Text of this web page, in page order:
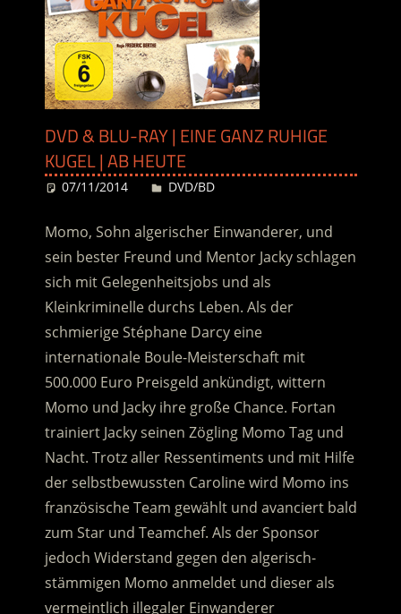
DVD & BLU-RAY | EINE GANZ RUHIGE
KUGEL | AB HEUTE
07/11/2014 Desiree
DVD/BD
Momo, Sohn algerischer Einwanderer, und
sein bester Freund und Mentor Jacky schlagen
sich mit Gelegenheitsjobs und als
Kleinkriminelle durchs Leben. Als der
schmierige Stéphane Darcy eine
internationale Boule-Meisterschaft mit
500.000 Euro Preisgeld ankündigt, wittern
Momo und Jacky ihre große Chance. Fortan
trainiert Jacky seinen Zögling Momo Tag und
Nacht. Trotz aller Ressentiments und mit Hilfe
der selbstbewussten Caroline wird Momo ins
französische Team gewählt und avanciert bald
zum Star und Teamchef. Als der Sponsor
jedoch Widerstand gegen den algerisch-
stämmigen Momo anmeldet und dieser als
vermeintlich illegaler Einwanderer